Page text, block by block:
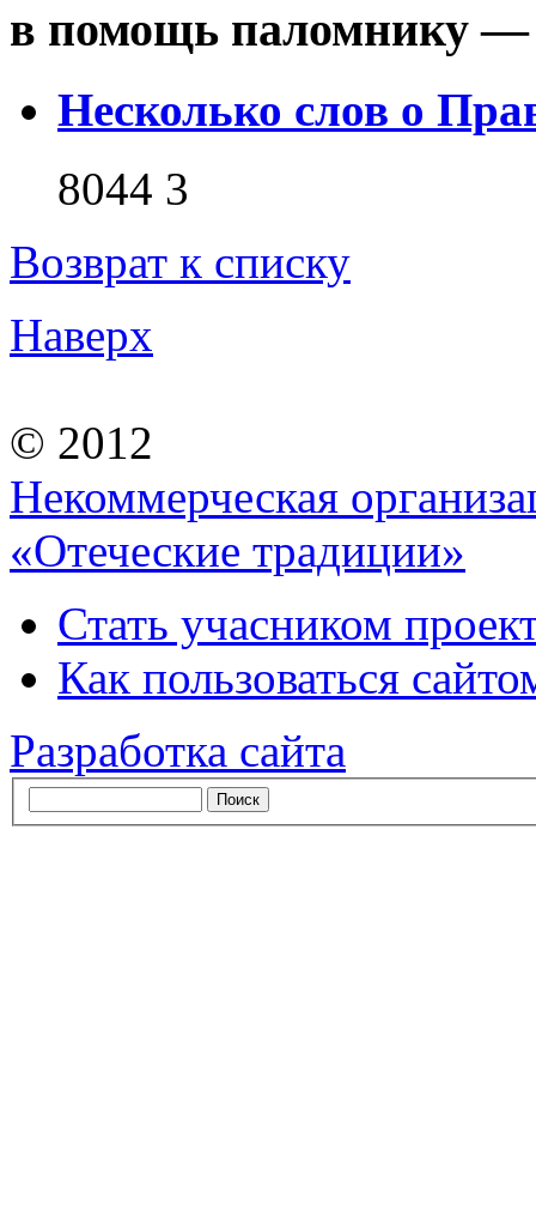
в помощь паломнику —
Несколько слов о
8044 3
Возврат к списку
Наверх
© 2012
Некоммерческая
«Отеческие традиции»
Стать учасником
Как пользоваться
Разработка сайта